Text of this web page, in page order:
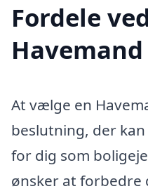
Fordele
At vælge en
beslutning, der
for dig som
ønsker at forbedre